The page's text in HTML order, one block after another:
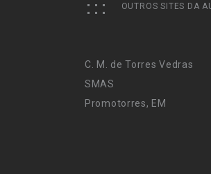
OUTROS SITES DA
C. M. de Torres Vedras
SMAS
Promotorres, EM